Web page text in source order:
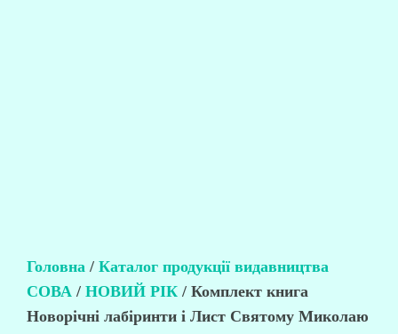
Головна / Каталог продукції видавництва
СОВА / НОВИЙ РІК / Комплект книга
Новорічні лабіринти і Лист Святому Миколаю